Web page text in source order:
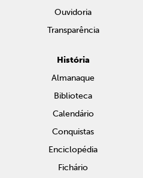
Ouvidoria
Transparência
História
Almanaque
Biblioteca
Calendário
Conquistas
Enciclopédia
Fichário